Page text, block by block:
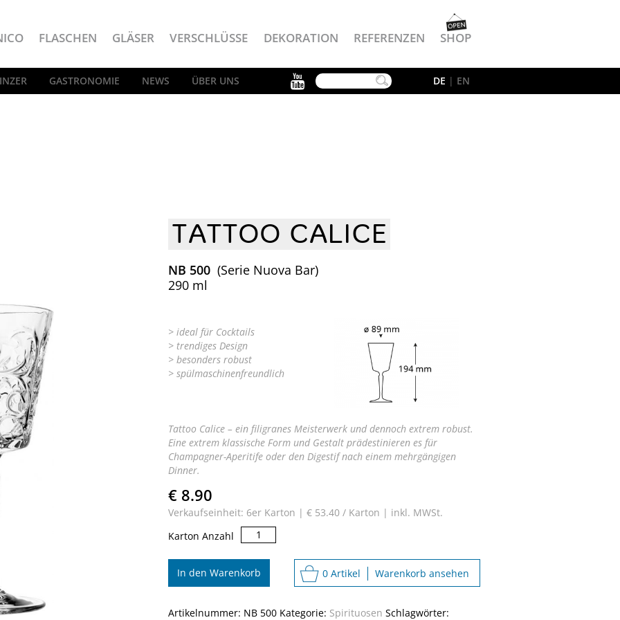
FLASCHEN GLÄSER VERSCHLÜSSE DEKORATION REFERENZEN SHOP
GASTRONOMIE NEWS ÜBER UNS DE | EN
YouTube
TATTOO CALICE
NB 500 (Serie Nuova Bar)
290 ml
> ideal für Cocktails
> trendiges Design
> besonders robust
> spülmaschinenfreundlich
Tattoo Calice – ein filigranes Meisterwerk und dennoch extrem robust.
Eine extrem klassische Form und Gestalt prädestinieren es für
Champagner-Aperitife oder den Digestif nach einem mehrgängigen
Dinner.
€ 8.90
Verkaufseinheit: 6er Karton | € 53.40 / Karton | inkl. MWSt.
Karton Anzahl
Tattoo
Calice
Menge
In den Warenkorb
0 Artikel Warenkorb ansehen
Artikelnummer: NB 500 Kategorie: Spirituosen Schlagwörter: